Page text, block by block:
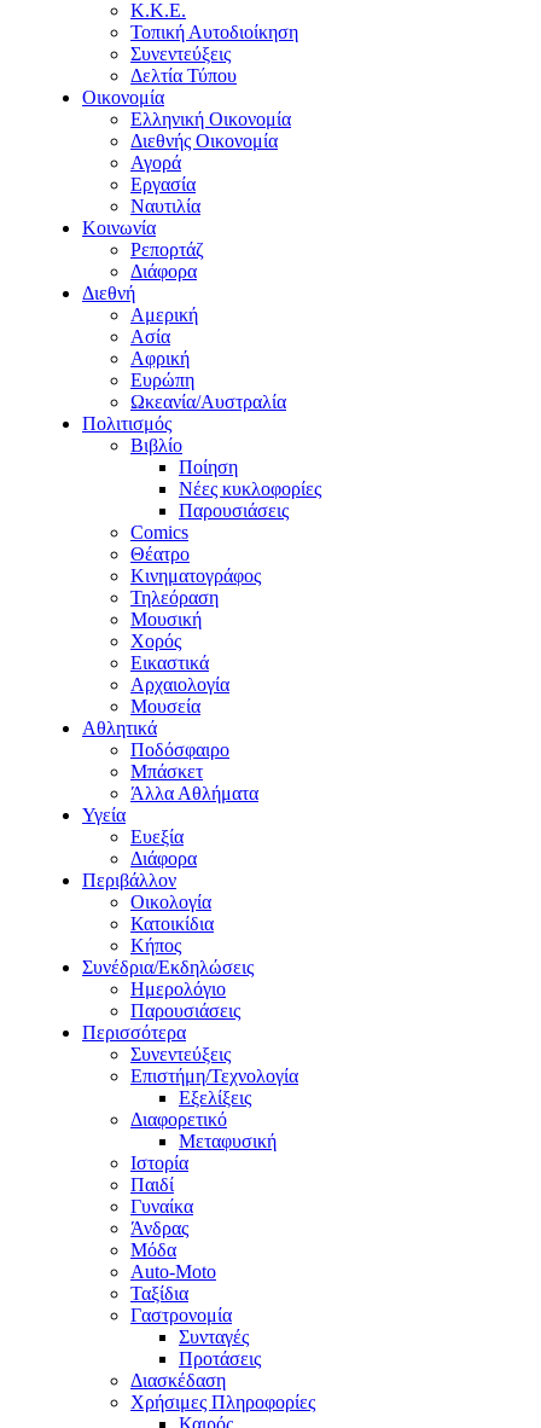
Κ.Κ.Ε.
Τοπική Αυτοδιοίκηση
Συνεντεύξεις
Δελτία Τύπου
Οικονομία
Ελληνική Οικονομία
Διεθνής Οικονομία
Αγορά
Εργασία
Ναυτιλία
Κοινωνία
Ρεπορτάζ
Διάφορα
Διεθνή
Αμερική
Ασία
Αφρική
Ευρώπη
Ωκεανία/Αυστραλία
Πολιτισμός
Βιβλίο
Ποίηση
Νέες κυκλοφορίες
Παρουσιάσεις
Comics
Θέατρο
Κινηματογράφος
Τηλεόραση
Μουσική
Χορός
Εικαστικά
Αρχαιολογία
Μουσεία
Αθλητικά
Ποδόσφαιρο
Μπάσκετ
Άλλα Αθλήματα
Υγεία
Ευεξία
Διάφορα
Περιβάλλον
Οικολογία
Κατοικίδια
Κήπος
Συνέδρια/Εκδηλώσεις
Ημερολόγιο
Παρουσιάσεις
Περισσότερα
Συνεντεύξεις
Επιστήμη/Τεχνολογία
Εξελίξεις
Διαφορετικό
Μεταφυσική
Ιστορία
Παιδί
Γυναίκα
Άνδρας
Μόδα
Auto-Moto
Ταξίδια
Γαστρονομία
Συνταγές
Προτάσεις
Διασκέδαση
Χρήσιμες Πληροφορίες
Καιρός